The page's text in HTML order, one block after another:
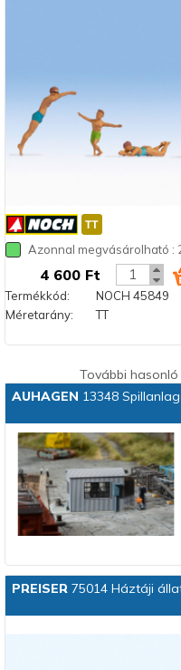
Azonnal megvásárolható :
4 600 Ft
Termékkód:
NOCH 45849
Méretarány:
TT
További
AUHAGEN 13348
PREISER75014 Háztáji